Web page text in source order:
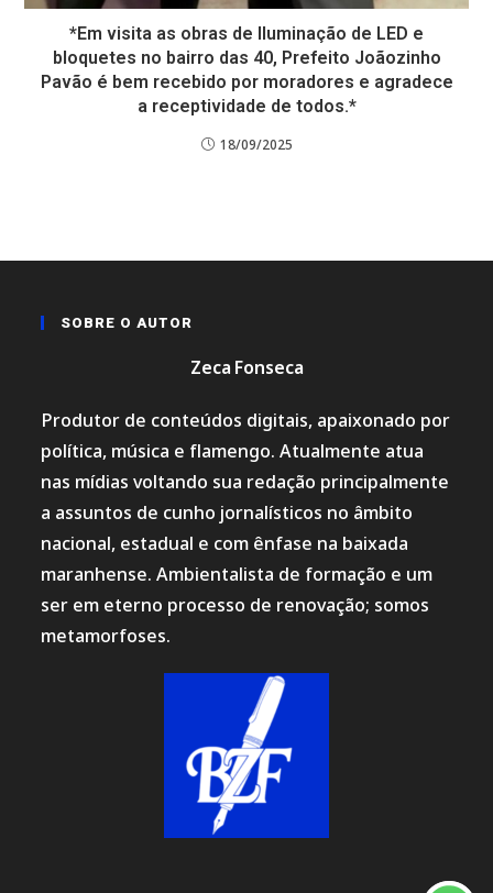
*Em visita as obras de Iluminação de LED e
bloquetes no bairro das 40, Prefeito Joãozinho
Pavão é bem recebido por moradores e agradece
a receptividade de todos.*
18/09/2025
SOBRE O AUTOR
Zeca Fonseca
Produtor de conteúdos digitais, apaixonado por
política, música e flamengo. Atualmente atua
nas mídias voltando sua redação principalmente
a assuntos de cunho jornalísticos no âmbito
nacional, estadual e com ênfase na baixada
maranhense. Ambientalista de formação e um
ser em eterno processo de renovação; somos
metamorfoses.